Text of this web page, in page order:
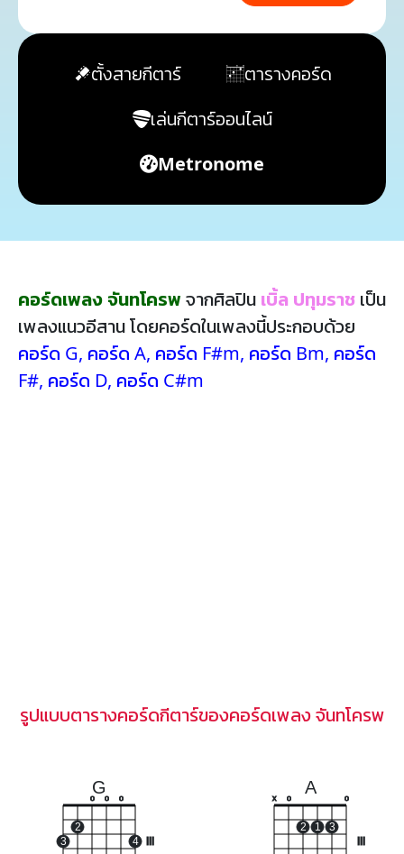
ตั้งสายกีตาร์
ตารางคอร์ด
เล่นกีตาร์ออนไลน์
Metronome
คอร์ดเพลง จันทโครพ จากศิลปิน เบิ้ล ปทุมราช เป็น
เพลงแนวอีสาน โดยคอร์ดในเพลงนี้ประกอบด้วย
คอร์ด G, คอร์ด A, คอร์ด F#m, คอร์ด Bm, คอร์ด
F#, คอร์ด D, คอร์ด C#m
รูปแบบตารางคอร์ดกีตาร์ของคอร์ดเพลง จันทโครพ
G
3
2
o o o
4
A
x o
2 1 3
o